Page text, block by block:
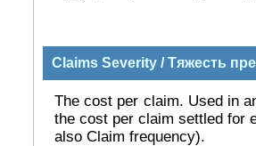
Claims Severity / Тяжесть
The cost per claim. Used in
the cost per claim settled for
also Claim frequency).